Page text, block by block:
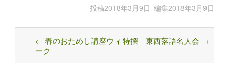
投稿2018年3月9日 編集2018年3月9日
Post
navigation
← 春のおためし講座ウィ
ーク
特撰 東西落語名人会 →